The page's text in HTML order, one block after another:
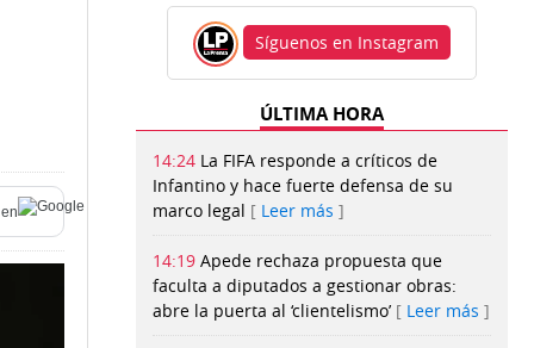
Síguenos en Instagram
ÚLTIMA HORA
14:24 La FIFA responde a críticos de
Infantino y hace fuerte defensa de su
marco legal
Leer más
14:19 Apede rechaza propuesta que
faculta a diputados a gestionar obras:
abre la puerta al ‘clientelismo’
Leer más